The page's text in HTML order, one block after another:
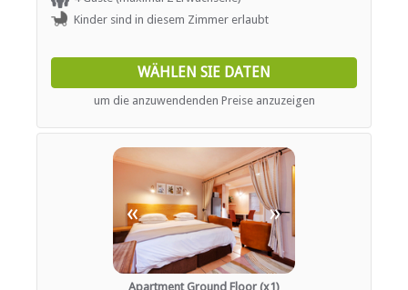
Garten(e)
Zimmerreinigung (täglich)
Parkplatz (abseits der Straße)
Parken (verdeckt)
Rezeption (Geschäftszeiten)
Sicherheit (Alarmanlage)
Schwimmbad
ESSEN UND TRINKEN
Braai / Grill (BBQ)
Kostenloser Tee / Kaffee
Zimmerservice
area, free Wi-Fi, large flatscreen LCD TV with DSTV, secure
inside parking.
Kinder sind in diesem Zimmer erlaubt
WÄHLEN SIE DATEN
um die anzuwendenden Preise anzuzeigen
« »
Apartment Ground Floor (x1)